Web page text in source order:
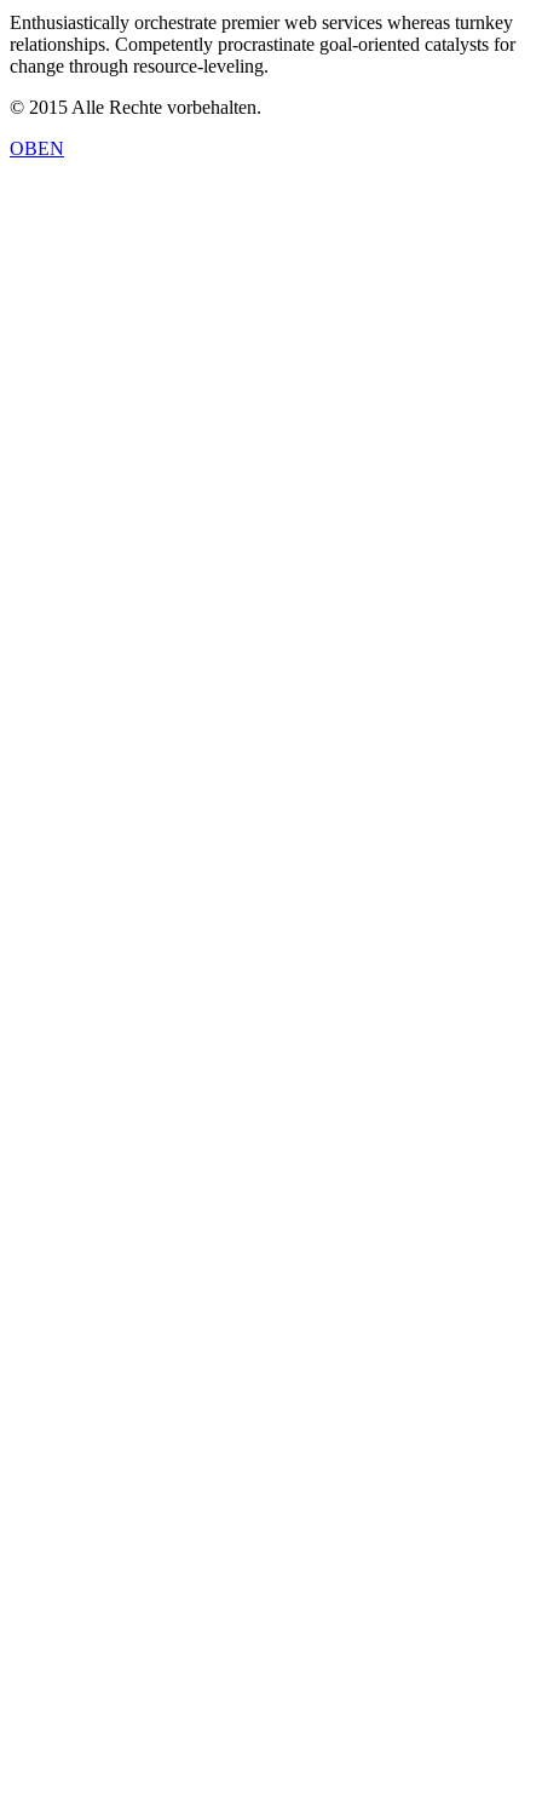
Enthusiastically orchestrate premier web services whereas turnkey
relationships. Competently procrastinate goal-oriented catalysts for
change through resource-leveling.
© 2015 Alle Rechte vorbehalten.
OBEN